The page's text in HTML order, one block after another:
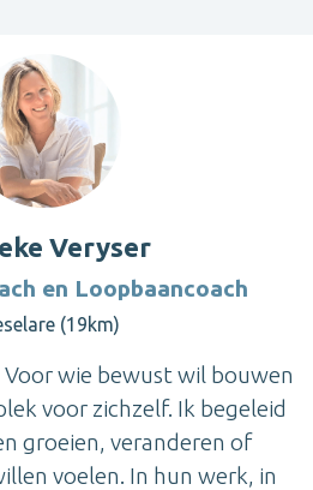
Veryser
en Loopbaancoach
(19km)
wie bewust wil bouwen
voor zichzelf. Ik begeleid
groeien, veranderen of
voelen. In hun werk, in